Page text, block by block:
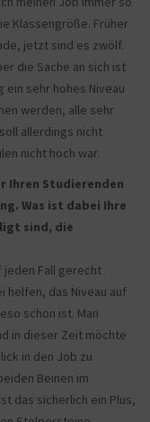
Klassengröße. Früher
jetzt sind es zwölf.
die Sache an sich ist
ein sehr hohes Niveau
werden, alle sehr
allerdings nicht
nicht hoch war.
Ihren Studierenden
Was ist dabei Ihre
sind, die
jeden Fall gerecht
helfen, das Niveau auf
schon ist. Man
in dieser Zeit möchte
in den Job zu
Beinen im
das sicherlich ein Plus,